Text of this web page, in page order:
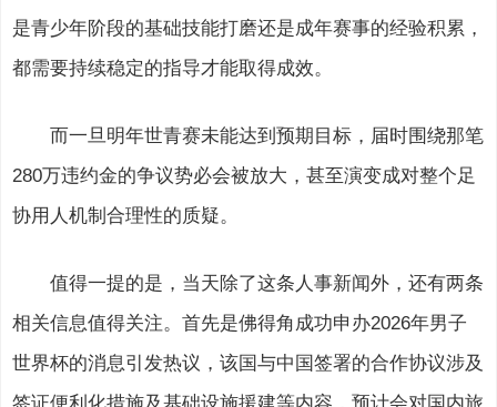
是青少年阶段的基础技能打磨还是成年赛事的经验积累，
都需要持续稳定的指导才能取得成效。
而一旦明年世青赛未能达到预期目标，届时围绕那笔
280万违约金的争议势必会被放大，甚至演变成对整个足
协用人机制合理性的质疑。
值得一提的是，当天除了这条人事新闻外，还有两条
相关信息值得关注。首先是佛得角成功申办2026年男子
世界杯的消息引发热议，该国与中国签署的合作协议涉及